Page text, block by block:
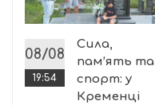
08/08
19:54
Сила,
пам’ять та
спорт: у
Кременці